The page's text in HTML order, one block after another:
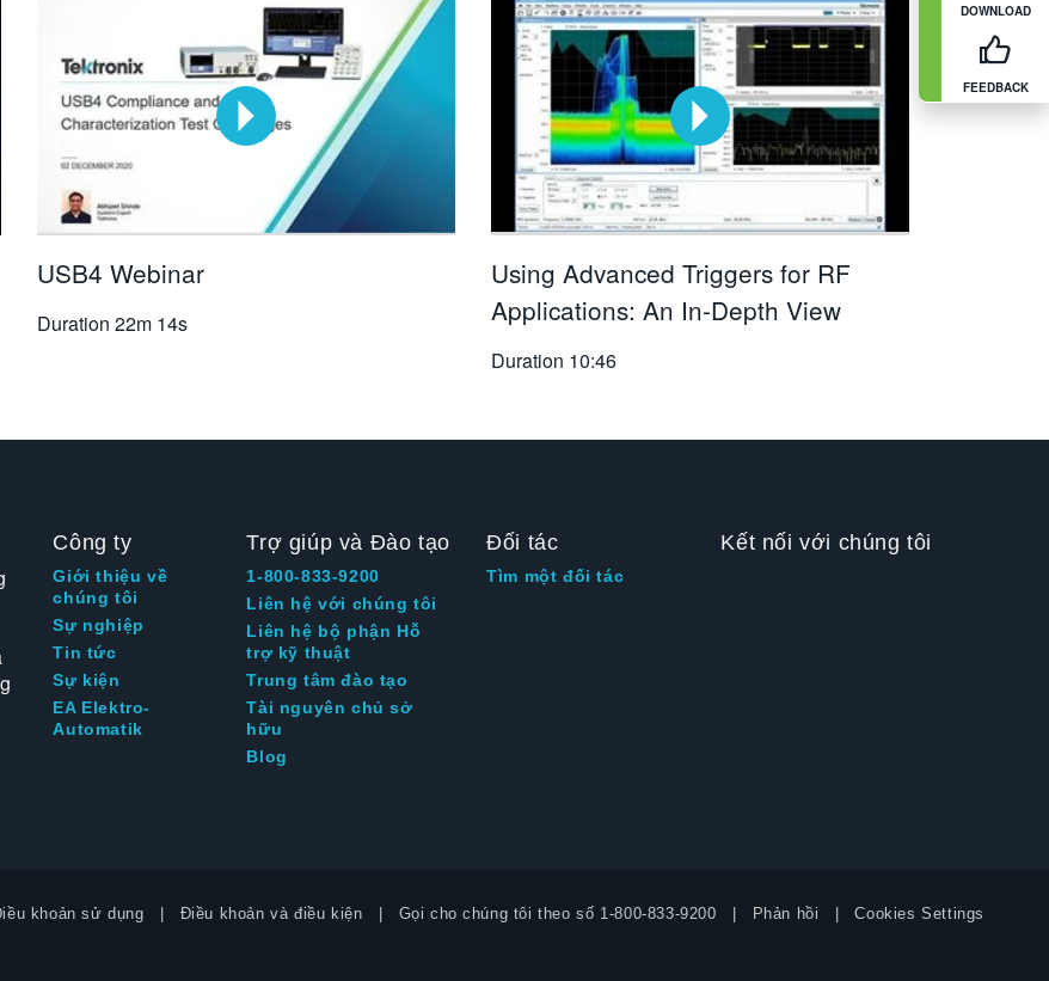
DOWNLOAD
FEEDBACK
USB4 Webinar
Duration 22m 14s
Using Advanced Triggers for RF
Applications: An In-Depth View
Duration 10:46
Công ty
Giới thiệu về
chúng tôi
Sự nghiệp
Tin tức
Sự kiện
EA Elektro-
Automatik
Trợ giúp và Đào tạo
1-800-833-9200
Liên hệ với chúng tôi
Liên hệ bộ phận Hỗ
trợ kỹ thuật
Trung tâm đào tạo
Tài nguyên chủ sở
hữu
Blog
Đối tác
Tìm một đối tác
Kết nối với chúng tôi
khoản sử dụng Điều khoản và điều kiện Gọi cho chúng tôi theo số 1-800-833-9200 Phản hồi Cookies Settings